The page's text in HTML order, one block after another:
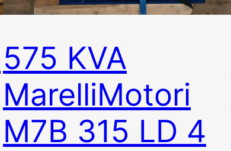
575 KVA
MarelliMotori
M7B 315 LD 4